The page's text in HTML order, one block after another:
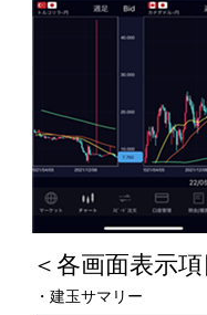
＜各画面表示
・建玉サマリー